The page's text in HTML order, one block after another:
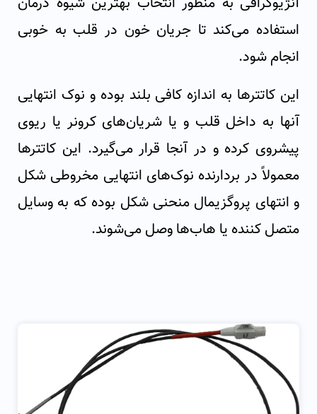
استفاده می‌کند تا جریان خون در قلب به خوبی
انجام شود.
این کاتترها به اندازه کافی بلند بوده و نوک انتهایی
آنها به داخل قلب و یا شریان‌های کرونر یا ریوی
پیشروی کرده و در آنجا قرار می‌گیرد. این کاتترها
معمولاً در بردارنده نوک‌های انتهایی مخروطی شکل
و انتهای پروگزیمال منحنی شکل بوده که به وسایل
متصل کننده‌ یا هاب‌ها وصل می‌شوند.